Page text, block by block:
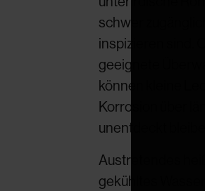
schwer zugänglich
inspizieren sind.
geeignete
können kleine
Korrosion über
unentdeckt
Austretendes
gekühltes Wasser